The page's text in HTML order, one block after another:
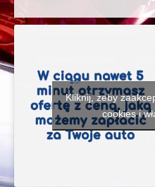
Kliknij, żeby
cookies i